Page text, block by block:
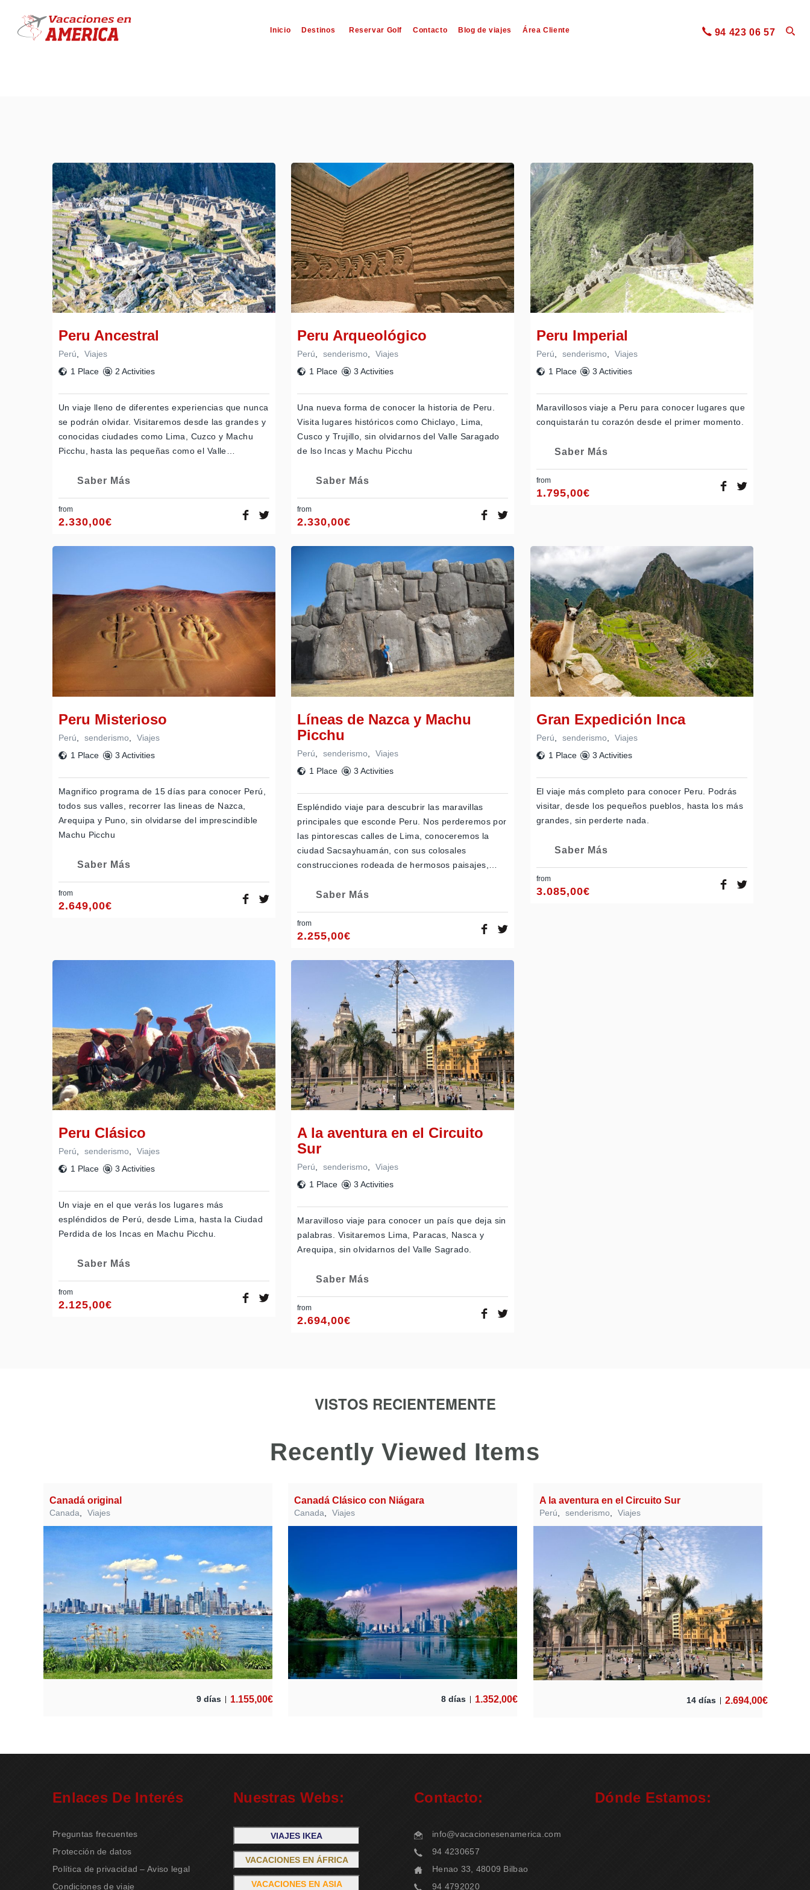
Inicio Destinos Reservar Golf Contacto Blog de viajes Área Cliente 94 423 06 57
Peru Ancestral
Perú
Viajes
1 Place
2 Activities
Un viaje lleno de diferentes experiencias que nunca
se podrán olvidar. Visitaremos desde las grandes y
conocidas ciudades como Lima, Cuzco y Machu
Picchu, hasta las pequeñas como el Valle…
Saber Más
from
2.330,00€
Peru Arqueológico
Perú senderismo
Viajes
1 Place
3 Activities
Una nueva forma de conocer la historia de Peru.
Visita lugares históricos como Chiclayo, Lima,
Cusco y Trujillo, sin olvidarnos del Valle Saragado
de lso Incas y Machu Picchu
Saber Más
from
2.330,00€
Peru Imperial
Perú senderismo
Viajes
1 Place
3 Activities
Maravillosos viaje a Peru para conocer lugares que
conquistarán tu corazón desde el primer momento.
Saber Más
from
1.795,00€
Peru Misterioso
Perú senderismo
Viajes
1 Place
3 Activities
Magnifico programa de 15 días para conocer Perú,
todos sus valles, recorrer las lineas de Nazca,
Arequipa y Puno, sin olvidarse del imprescindible
Machu Picchu
Saber Más
from
2.649,00€
Líneas de Nazca y Machu
Picchu
Perú senderismo
Viajes
1 Place
3 Activities
Espléndido viaje para descubrir las maravillas
principales que esconde Peru. Nos perderemos por
las pintorescas calles de Lima, conoceremos la
ciudad Sacsayhuamán, con sus colosales
construcciones rodeada de hermosos paisajes,…
Saber Más
from
2.255,00€
Gran Expedición Inca
Perú senderismo
Viajes
1 Place
3 Activities
El viaje más completo para conocer Peru. Podrás
visitar, desde los pequeños pueblos, hasta los más
grandes, sin perderte nada.
Saber Más
from
3.085,00€
Peru Clásico
Perú senderismo
Viajes
1 Place
3 Activities
Un viaje en el que verás los lugares más
espléndidos de Perú, desde Lima, hasta la Ciudad
Perdida de los Incas en Machu Picchu.
Saber Más
from
2.125,00€
A la aventura en el Circuito
Sur
Perú senderismo
Viajes
1 Place
3 Activities
Maravilloso viaje para conocer un país que deja sin
palabras. Visitaremos Lima, Paracas, Nasca y
Arequipa, sin olvidarnos del Valle Sagrado.
Saber Más
from
2.694,00€
VISTOS RECIENTEMENTE
Recently Viewed Items
Canadá original
Canada, Viajes
9 días 1.155,00€
Canadá Clásico con Niágara
Canada, Viajes
8 días 1.352,00€
A la aventura en el Circuito Sur
Perú, senderismo, Viajes
14 días 2.694,00€
Enlaces De Interés
Preguntas frecuentes
Protección de datos
Política de privacidad – Aviso legal
Condiciones de viaje
Nuestras Webs:
VIAJES IKEA
VACACIONES EN ÁFRICA
VACACIONES EN ASIA
Contacto:
info@vacacionesenamerica.com
94 4230657
Henao 33, 48009 Bilbao
94 4792020
Dónde Estamos: